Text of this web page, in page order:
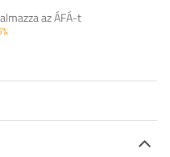
az ÁFÁ-t